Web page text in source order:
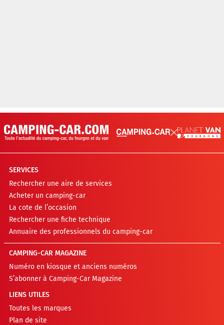
SERVICES
Rechercher une aire de services
Acheter un camping-car
La cote de l’occasion
Rechercher une fiche technique
Annuaire des professionnels du camping-car
CAMPING-CAR MAGAZINE
Numéro en kiosque et anciens numéros
S’abonner à Camping-Car Magazine
LIENS UTILES
Toutes les marques
Plan de site